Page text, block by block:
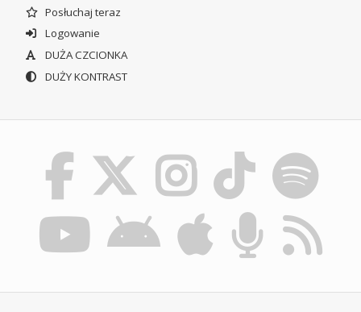
Posłuchaj teraz
Logowanie
DUŻA CZCIONKA
DUŻY KONTRAST